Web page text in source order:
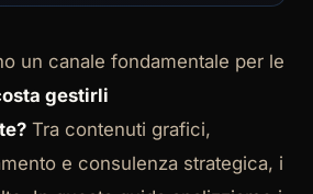
un canale fondamentale per le
gestirli
Tra contenuti grafici,
e consulenza strategica, i